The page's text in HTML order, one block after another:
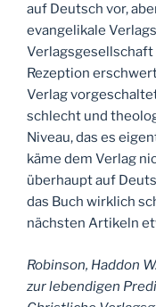
auf Deutsch vor,
evangelikale
Rezeption
Verlag
schlecht und
Niveau, das es
käme dem Verlag
überhaupt auf
das Buch wirklich
nächsten Artikeln
Robinson, Haddon
zur lebendigen